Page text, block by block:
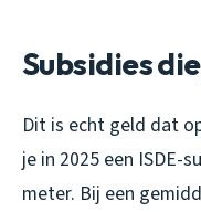
Subsidies
Dit is echt geld dat
je in 2025 een ISDE-
meter. Bij een